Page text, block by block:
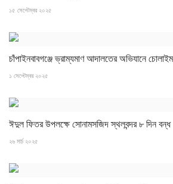
১৫ সেপ্টেম্বর ২০২৫
চাঁপাইনবাবগঞ্জে ভ্রাম্যমাণ আদালতের অভিযানে
১ সেপ্টেম্বর ২০২৫
ঈদুল ফিতর উপলক্ষে সোনামসজিদ স্থলবন্দর ৮ দিন বন্ধ
২৬ মার্চ ২০২৫